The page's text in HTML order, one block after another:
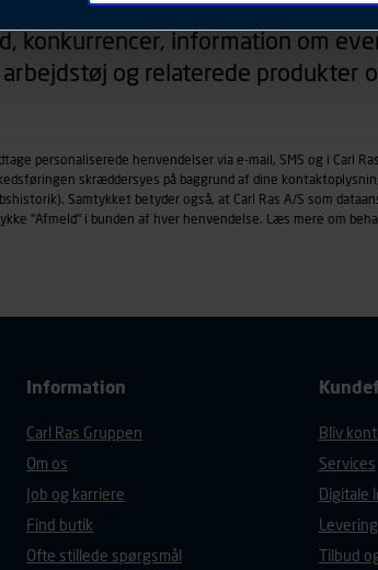
sig på. Til dette formål behandles der
af vores platforme (hjemmeside og app),
browsertype, søgeord, IP-adresse,
der anvendes.
konkurrencer, information om
arbejdstøj og relaterede produkter
personaliserede henvendelser via e-mail, SMS og i Carl
skræddersyes på baggrund af dine
Samtykket betyder også, at Carl Ras A/S som
"Afmeld" i bunden af hver henvendelse. Læs mere om
Information
Carl Ras Gruppen
Om os
Job og karriere
Find butik
Ofte stillede spørgsmål
Bliv
Services
Digitale
Levering
Tilbud